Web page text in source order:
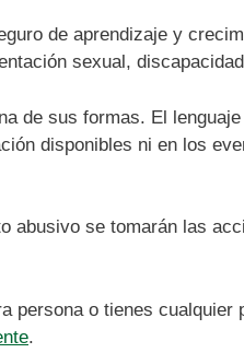
de aprendizaje y
sexual,
de sus formas. El
disponibles ni en los
abusivo se tomarán las
persona o tienes
.